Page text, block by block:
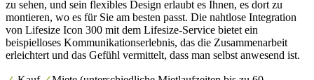
zu sehen, und sein flexibles Design erlaubt es Ihnen, es dort zu
montieren, wo es für Sie am besten passt. Die nahtlose Integration
von Lifesize Icon 300 mit dem Lifesize-Service bietet ein
beispielloses Kommunikationserlebnis, das die Zusammenarbeit
erleichtert und das Gefühl vermittelt, dass man selbst anwesend ist.